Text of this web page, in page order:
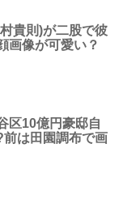
貴則)が二股で彼
画像が可愛い？
区10億円豪邸自
は田園調布で画